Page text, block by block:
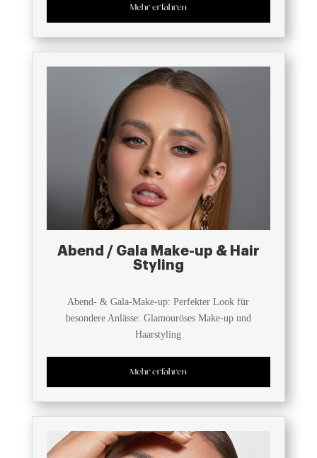
Mehr erfahren
Abend / Gala Make-up & Hair
Styling
Abend- & Gala-Make-up: Perfekter Look für
besondere Anlässe: Glamouröses Make-up und
Haarstyling
Mehr erfahren